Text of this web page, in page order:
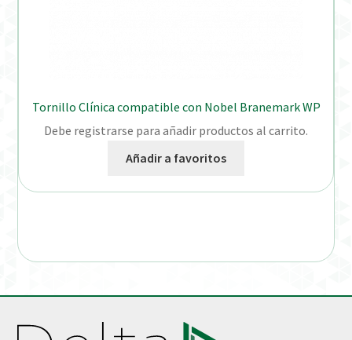
Tornillo Clínica compatible con Nobel Branemark WP
Debe registrarse para añadir productos al carrito.
Añadir a favoritos